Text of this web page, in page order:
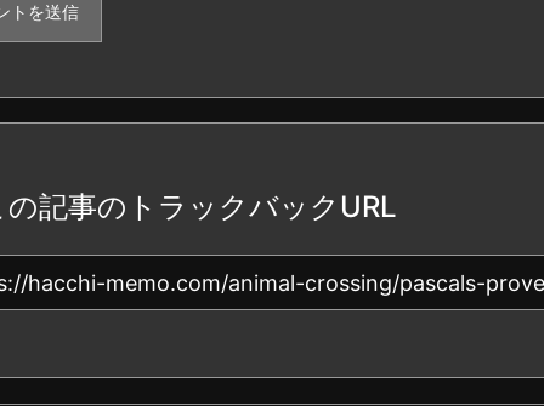
の記事のトラックバックURL